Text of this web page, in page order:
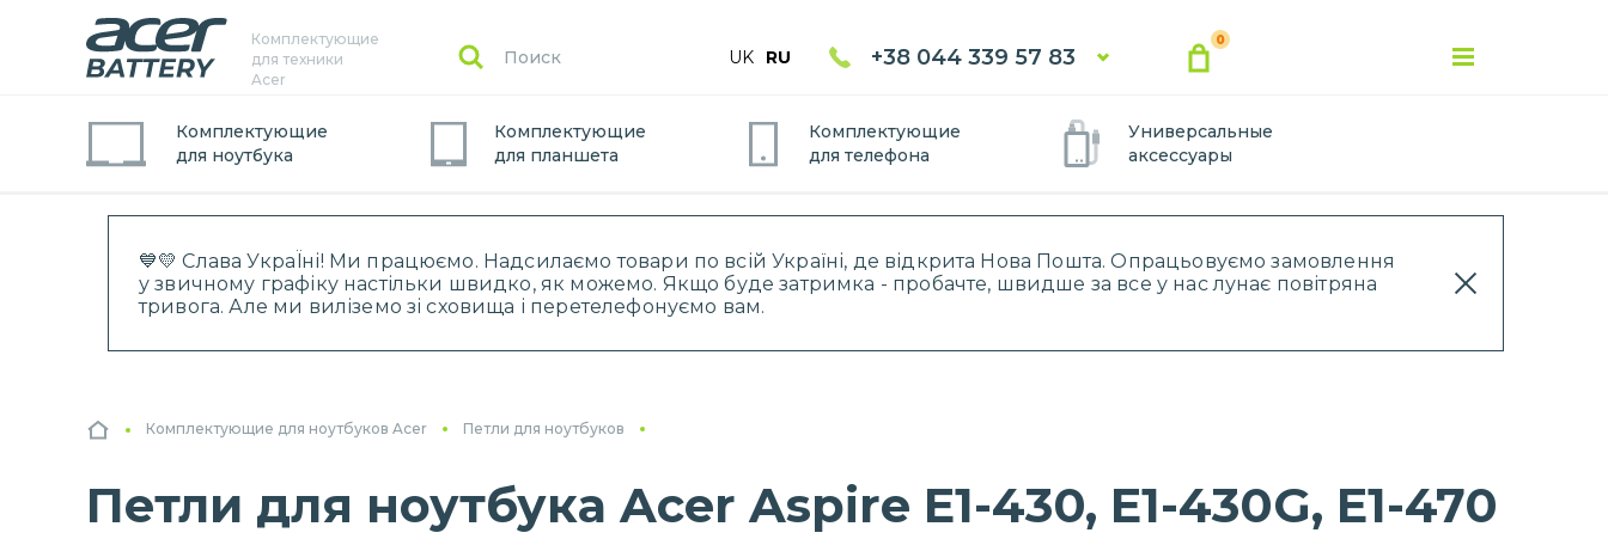
💙💛 Слава УкраЇні! Ми працюємо. Надсилаємо товари по всій Україні, де відкрита Нова Пошта. Опрацьовуємо замовлення
у звичному графіку настільки швидко, як можемо. Якщо буде затримка - пробачте, швидше за все у нас лунає повітряна
тривога. Але ми виліземо зі сховища і перетелефонуємо вам.
Комплектующие
для техники
Acer
UK RU +38 044 339 57 83
0
Комплектующие
для ноутбука
Комплектующие
для планшета
Комплектующие
для телефона
Универсальные
аксессуары
Комплектующие для ноутбуков Acer Петли для ноутбуков
Петли для ноутбука Acer Aspire E1-430, E1-430G, E1-470